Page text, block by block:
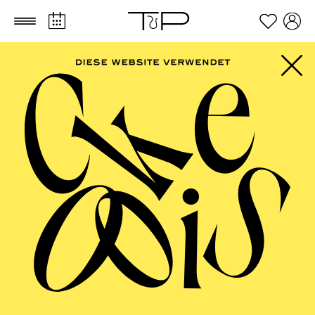
Zum Hauptinhalt springen Zum Footer springen
Ilaria Alida Quilico
Die italienische Sopranistin Ilaria Alida Quilico
studierte am Giuseppe Verdi Konservatorium für Musik
in Mailand und der Accademia Verdiana des Teatro
Regio in Parma. Ihr Mentor ist seit vielen Jahren der
Bariton Federico Longhi.
2019 trat Quilico als Maguelonne in Pauline Viardots
Cendrillon
am Luglio Musicale Trapanese in Trapani,
am Teatro Coccia in Novara und am Teatro Verdi in
Triest auf.